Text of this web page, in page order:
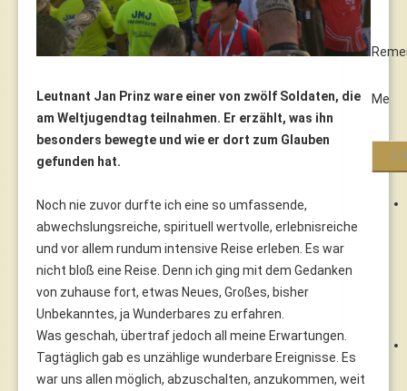
Me
Leutnant Jan Prinz ware einer von zwölf Soldaten, die
am Weltjugendtag teilnahmen. Er erzählt, was ihn
besonders bewegte und wie er dort zum Glauben
gefunden hat.
Noch nie zuvor durfte ich eine so umfassende,
abwechslungsreiche, spirituell wertvolle, erlebnisreiche
und vor allem rundum intensive Reise erleben. Es war
nicht bloß eine Reise. Denn ich ging mit dem Gedanken
von zuhause fort, etwas Neues, Großes, bisher
Unbekanntes, ja Wunderbares zu erfahren.
Was geschah, übertraf jedoch all meine Erwartungen.
Tagtäglich gab es unzählige wunderbare Ereignisse. Es
war uns allen möglich, abzuschalten, anzukommen, weit